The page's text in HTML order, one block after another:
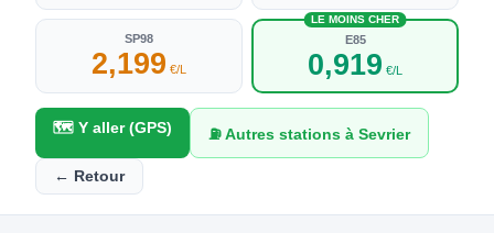
SP98
2,199 €/L
LE MOINS CHER
E85
0,919 €/L
🗺️ Y aller (GPS) ⛽ Autres stations à Sevrier
← Retour